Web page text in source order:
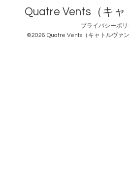
Quatre Vents（キャ
プライバシーポリ
©2026 Quatre Vents（キャトルヴァン